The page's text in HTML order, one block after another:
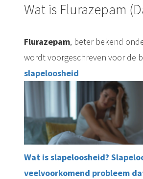
Wat is Flurazepam
Flurazepam, beter bekend
wordt voorgeschreven voor de
slapeloosheid
Wat is slapeloosheid?
veelvoorkomend probleem